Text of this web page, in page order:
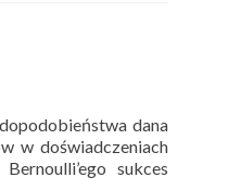
dana
w doświadczeniach
sukces